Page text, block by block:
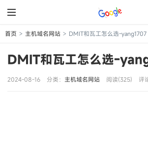
首页 > 主机域名网站 > DMIT和瓦工怎么选-yang1707
DMIT和瓦工怎么选-
2024-08-16 分类： 主机域名网站 阅读(325) 评